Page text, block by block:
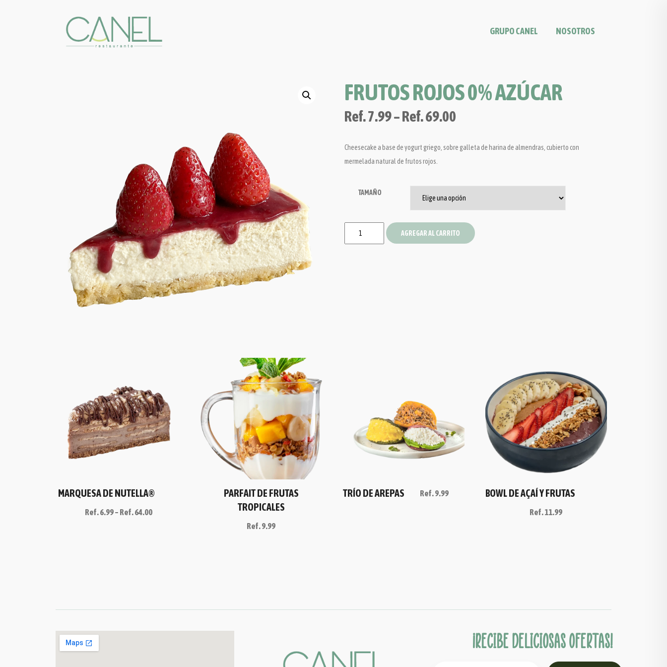
GRUPO CANEL NOSOTROS
FRUTOS ROJOS 0% AZÚCAR
Ref.7.99–Ref.69.00
Cheesecake a base de yogurt griego, sobre galleta de harina de almendras, cubierto con
mermelada natural de frutos rojos.
TAMAÑO
AGREGAR AL CARRITO
MARQUESA DE NUTELLA®
Ref.6.99– Ref.64.00
PARFAIT DE FRUTAS
TROPICALES
Ref.9.99
TRÍO DE AREPAS Ref.9.99 BOWL DE AÇAÍ Y FRUTAS
Ref.11.99
¡Recibe deliciosas ofertas!